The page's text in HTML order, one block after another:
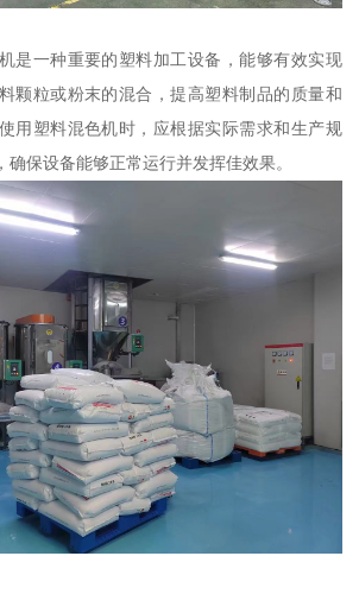
是一种重要的塑料加工设备，能够有效实现
颗粒或粉末的混合，提高塑料制品的质量和
用塑料混色机时，应根据实际需求和生产规
保设备能够正常运行并发挥佳效果。